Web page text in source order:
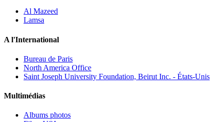
Al Mazeed
Lamsa
A l'International
Bureau de Paris
North America Office
Saint Joseph University Foundation, Beirut Inc. - États-Unis
Multimédias
Albums photos